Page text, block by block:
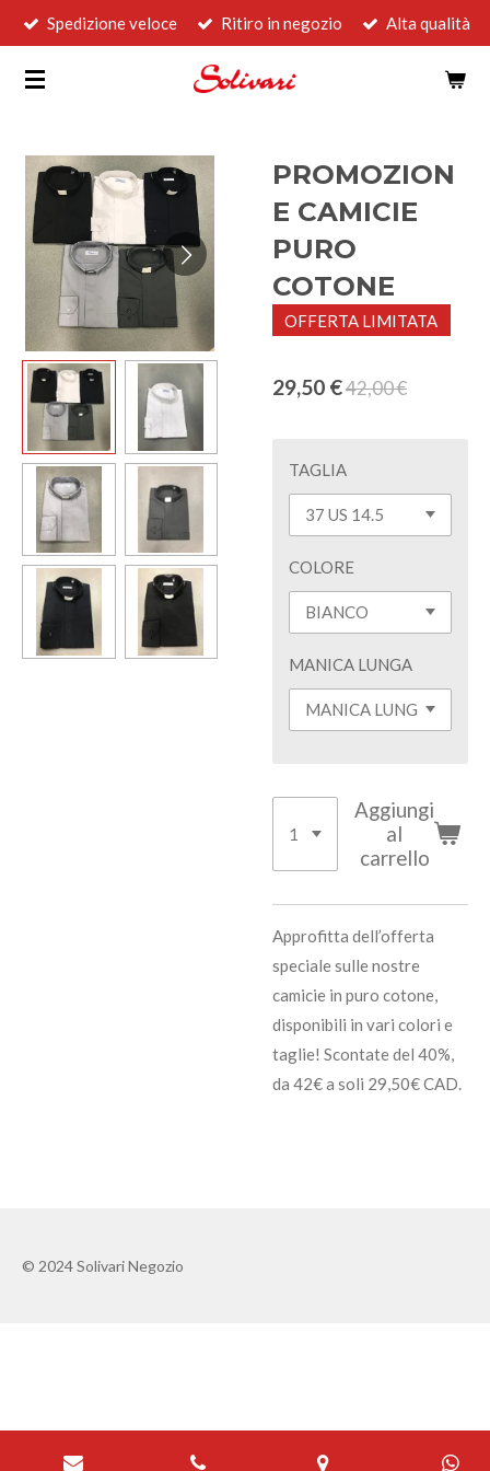
Vai
contenuto
Spedizione veloce Ritiro in negozio Alta qualità
PROMOZION
E CAMICIE
PURO
COTONE
OFFERTA LIMITATA
29,50 €42,00 €
TAGLIA
COLORE
MANICA LUNGA
Aggiungi
al
carrello
Approfitta dell’offerta
speciale sulle nostre
camicie in puro cotone,
disponibili in vari colori e
taglie! Scontate del 40%,
da 42€ a soli 29,50€ CAD.
© 2024 Solivari Negozio